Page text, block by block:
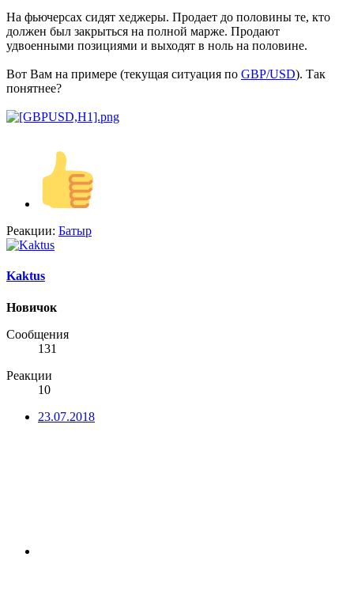
На фьючерсах сидят хеджеры. Продает до половины те, кто
должен был закрыться на полной марже. Продают
удвоенными позициями и выходят в ноль на половине.
Вот Вам на примере (текущая ситуация по GBP/USD). Так
понятнее?
Реакции: Батыр
Kaktus
Новичок
Сообщения
131
Реакции
10
23.07.2018